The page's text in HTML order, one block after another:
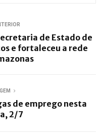
de Estado de
e fortaleceu a rede
de emprego nesta
2/7